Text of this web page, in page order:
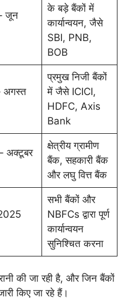
जून
के बड़े बैंकों में
कार्यान्वयन, जैसे
SBI, PNB,
BOB
अगस्त
प्रमुख निजी बैंकों
में जैसे ICICI,
HDFC, Axis
Bank
अक्टूबर
क्षेत्रीय ग्रामीण
बैंक, सहकारी बैंक
और लघु वित्त बैंक
सभी बैंकों और
NBFCs द्वारा पूर्ण
कार्यान्वयन
सुनिश्चित करना
की जा रही है, और जिन बैंकों
किए जा रहे हैं।